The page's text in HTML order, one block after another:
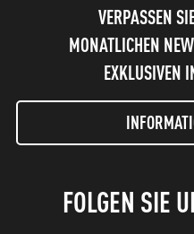
VERPASSEN
MONATLICHEN
EXKLUSIVEN
FOLGEN SIE